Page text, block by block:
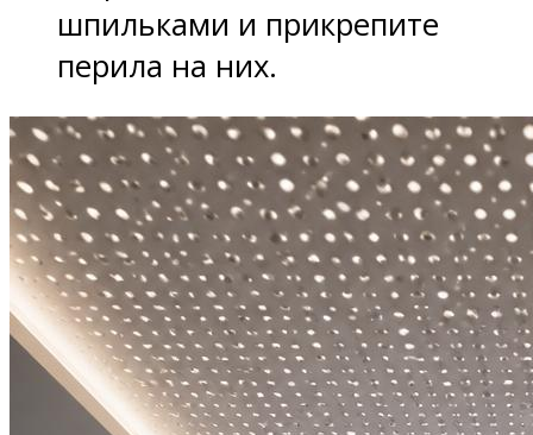
шпильками и прикрепите
перила на них.